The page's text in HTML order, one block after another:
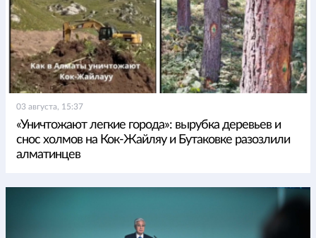
03 августа, 15:37
«Уничтожают легкие города»: вырубка деревьев и
снос холмов на Кок-Жайляу и Бутаковке разозлили
алматинцев